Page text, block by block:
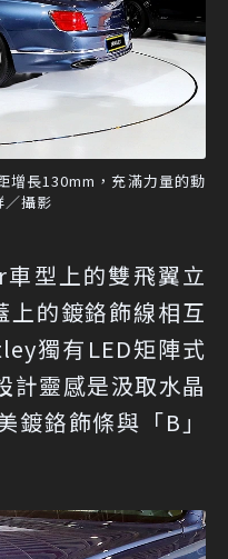
長130mm，充滿力量的動
／攝影
型上的雙飛翼立
上的鍍鉻飾線相互
獨有LED矩陣式
計靈感是汲取水晶
鍍鉻飾條與「B」